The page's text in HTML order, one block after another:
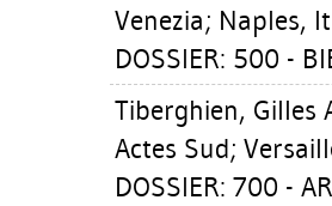
Venezia; Naples,
DOSSIER: 500 -
Tiberghien, Gilles
Actes Sud;
DOSSIER: 700 -